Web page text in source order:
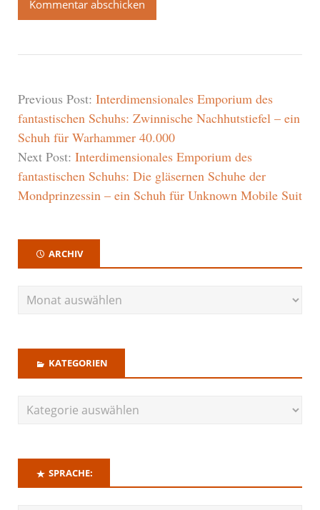
Previous Post: Interdimensionales Emporium des
fantastischen Schuhs: Zwinnische Nachhutstiefel – ein
Schuh für Warhammer 40.000
Next Post: Interdimensionales Emporium des
fantastischen Schuhs: Die gläsernen Schuhe der
Mondprinzessin – ein Schuh für Unknown Mobile Suit
ARCHIV
KATEGORIEN
SPRACHE: